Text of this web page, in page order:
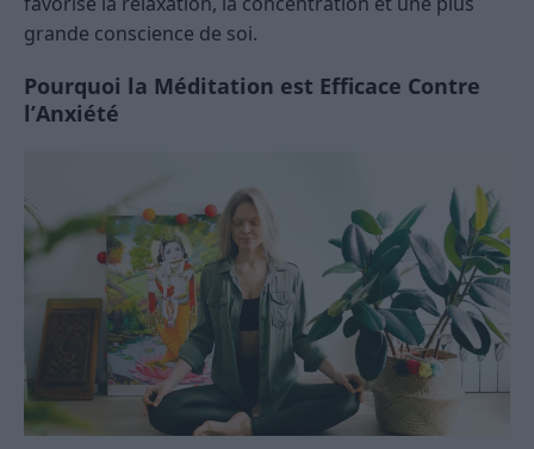
grande conscience de soi.
Pourquoi la Méditation est Efficace Contre
l’Anxiété